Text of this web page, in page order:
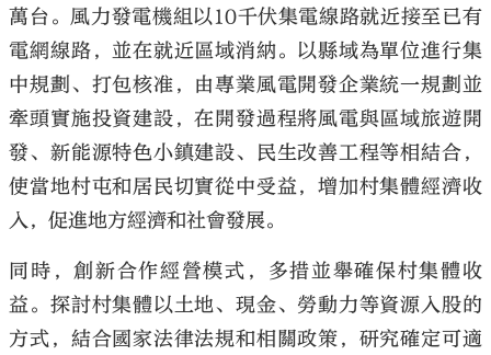
萬台。風力發電機組以10千伏集電線路就近接至已有
電網線路，並在就近區域消納。以縣域為單位進行集
中規劃、打包核准，由專業風電開發企業統一規劃並
牽頭實施投資建設，在開發過程將風電與區域旅遊開
發、新能源特色小鎮建設、民生改善工程等相結合，
使當地村屯和居民切實從中受益，增加村集體經濟收
入，促進地方經濟和社會發展。
同時，創新合作經營模式，多措並舉確保村集體收
益。探討村集體以土地、現金、勞動力等資源入股的
方式，結合國家法律法規和相關政策，研究確定可適